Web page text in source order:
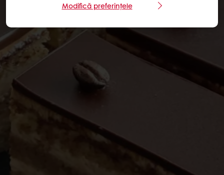
Modifică preferințele